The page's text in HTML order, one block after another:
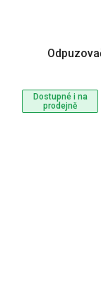
Dostupné i na
prodejně